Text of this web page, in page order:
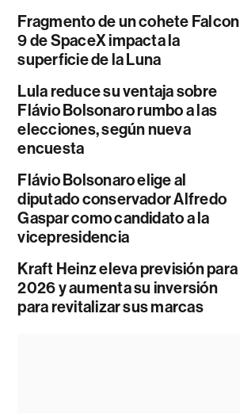
Fragmento de un cohete Falcon
9 de SpaceX impacta la
superficie de la Luna
Lula reduce su ventaja sobre
Flávio Bolsonaro rumbo a las
elecciones, según nueva
encuesta
Flávio Bolsonaro elige al
diputado conservador Alfredo
Gaspar como candidato a la
vicepresidencia
Kraft Heinz eleva previsión para
2026 y aumenta su inversión
para revitalizar sus marcas